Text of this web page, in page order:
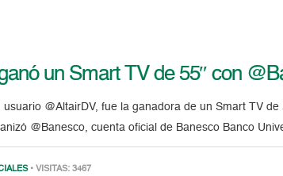
un Smart TV de 55″ con
@AltairDV, fue la ganadora de un Smart TV
@Banesco, cuenta oficial de Banesco Banco
• VISITAS: 3467